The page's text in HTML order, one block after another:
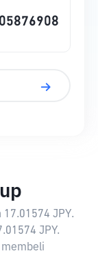
17.01574 JPY.
JPY.
membeli